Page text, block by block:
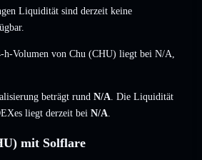
Liquidität sind derzeit keine
h-Volumen von Chu (CHU) liegt bei N/A,
beträgt rund N/A. Die Liquidität
liegt derzeit bei N/A.
mit Solflare